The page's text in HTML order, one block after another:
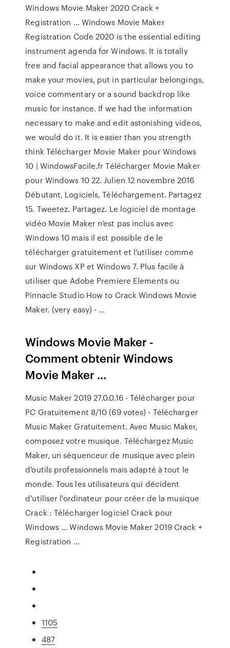
Windows Movie Maker 2020 Crack +
Registration … Windows Movie Maker
Registration Code 2020 is the essential editing
instrument agenda for Windows. It is totally
free and facial appearance that allows you to
make your movies, put in particular belongings,
voice commentary or a sound backdrop like
music for instance. If we had the information
necessary to make and edit astonishing videos,
we would do it. It is easier than you strength
think Télécharger Movie Maker pour Windows
10 | WindowsFacile.fr Télécharger Movie Maker
pour Windows 10 22. Julien 12 novembre 2016
Débutant, Logiciels, Téléchargement. Partagez
15. Tweetez. Partagez. Le logiciel de montage
vidéo Movie Maker n’est pas inclus avec
Windows 10 mais il est possible de le
télécharger gratuitement et l’utiliser comme
sur Windows XP et Windows 7. Plus facile à
utiliser que Adobe Premiere Elements ou
Pinnacle Studio How to Crack Windows Movie
Maker. (very easy) - …
Windows Movie Maker -
Comment obtenir Windows
Movie Maker ...
Music Maker 2019 27.0.0.16 - Télécharger pour
PC Gratuitement 8/10 (69 votes) - Télécharger
Music Maker Gratuitement. Avec Music Maker,
composez votre musique. Téléchargez Music
Maker, un séquenceur de musique avec plein
d'outils professionnels mais adapté à tout le
monde. Tous les utilisateurs qui décident
d'utiliser l'ordinateur pour créer de la musique
Crack : Télécharger logiciel Crack pour
Windows ... Windows Movie Maker 2019 Crack +
Registration …
1105
487